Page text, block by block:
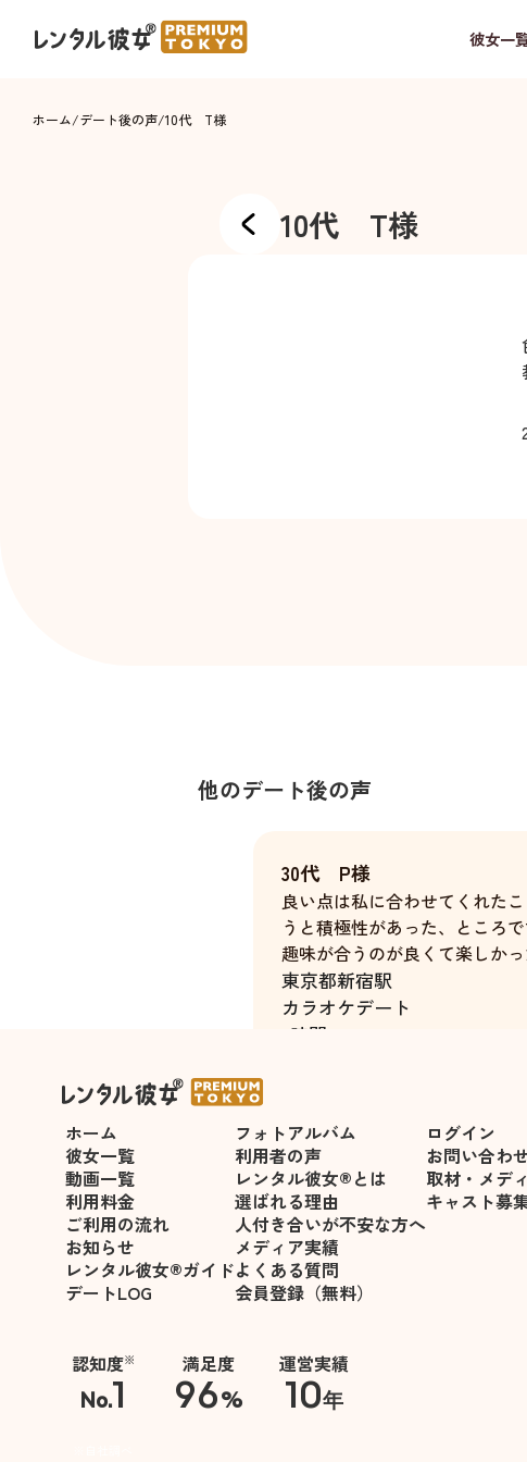
彼女一
ホーム/デート後の声/10代 T様
10代 T様
他のデート後の声
30代 P様
良い点は私に合わせてくれた
うと積極性があった、ところで
趣味が合うのが良くて楽しかっ
東京都新宿駅
カラオケデート
5時間
ホーム
彼女一覧
動画一覧
利用料金
ご利用の流れ
お知らせ
レンタル彼女®ガイド
デートLOG
フォトアルバム
利用者の声
レンタル彼女®とは
選ばれる理由
人付き合いが不安な方へ
メディア実績
よくある質問
会員登録（無料）
ログイン
お問い合わ
取材・メデ
キャスト募
認知度※
No.1
満足度
96%
運営実績
10年